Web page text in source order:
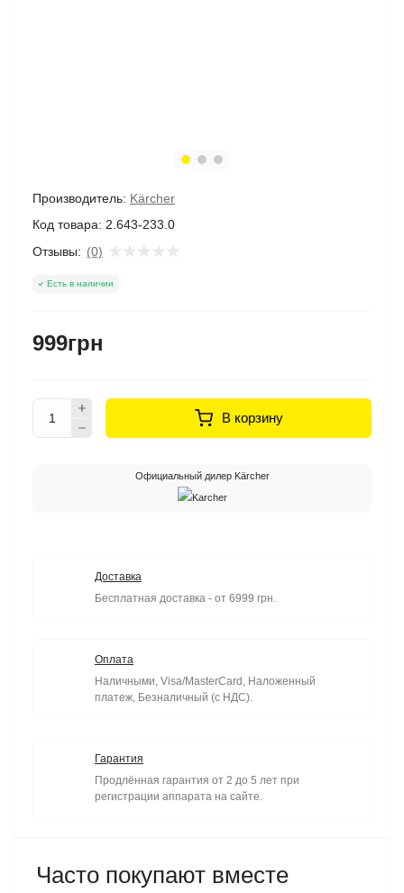
Производитель: Kärcher
Код товара: 2.643-233.0
Отзывы: (0)
Есть в наличии
999грн
В корзину
Официальный дилер Kärcher
Доставка
Бесплатная доставка - от 6999 грн.
Оплата
Наличными, Visa/MasterCard, Наложенный
платеж, Безналичный (с НДС).
Гарантия
Продлённая гарантия от 2 до 5 лет при
регистрации аппарата на сайте.
Часто покупают вместе